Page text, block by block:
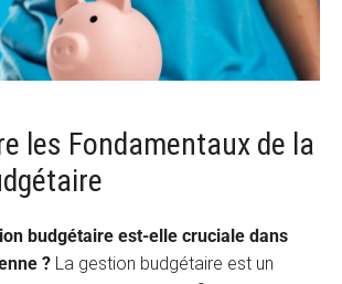
les Fondamentaux de la
budgétaire est-elle cruciale dans
? La gestion budgétaire est un